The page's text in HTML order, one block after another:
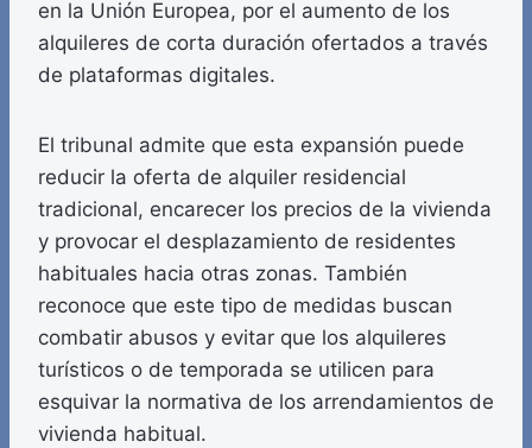
en la Unión Europea, por el aumento de los
alquileres de corta duración ofertados a través
de plataformas digitales.
El tribunal admite que esta expansión puede
reducir la oferta de alquiler residencial
tradicional, encarecer los precios de la vivienda
y provocar el desplazamiento de residentes
habituales hacia otras zonas. También
reconoce que este tipo de medidas buscan
combatir abusos y evitar que los alquileres
turísticos o de temporada se utilicen para
esquivar la normativa de los arrendamientos de
vivienda habitual.